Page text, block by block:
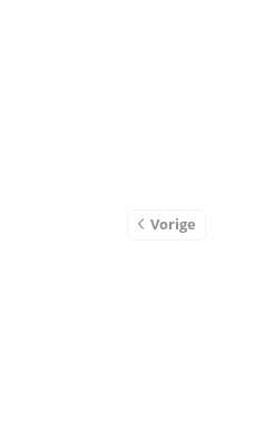
Vorige